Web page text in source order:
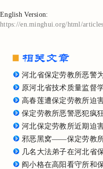
English Version:
https://en.minghui.org/html/
河北省保定劳教所恶警
原河北省技术质量监督
高春莲遭保定劳教所迫
保定劳教所恶警恶犯疯
河北保定劳教所近期迫
邪恶黑窝——保定劳教
几名大法弟子在河北省
阎小格在高阳看守所和